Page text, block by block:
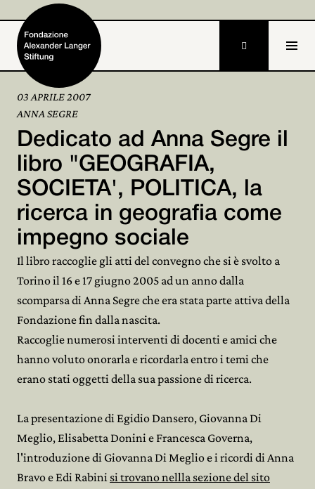
Fondazione
Attività e progetti
Alexander Langer
Archivio
Partecipa

03 APRILE 2007
ANNA SEGRE
Dedicato ad Anna Segre il
libro "GEOGRAFIA,
SOCIETA', POLITICA, la
ricerca in geografia come
impegno sociale
Il libro raccoglie gli atti del convegno che si è svolto a
Torino il 16 e 17 giugno 2005 ad un anno dalla
scomparsa di Anna Segre che era stata parte attiva della
Fondazione fin dalla nascita.
Raccoglie numerosi interventi di docenti e amici che
hanno voluto onorarla e ricordarla entro i temi che
erano stati oggetti della sua passione di ricerca.
La presentazione di Egidio Dansero, Giovanna Di
Meglio, Elisabetta Donini e Francesca Governa,
l'introduzione di Giovanna Di Meglio e i ricordi di Anna
Bravo e Edi Rabini si trovano nellla sezione del sito